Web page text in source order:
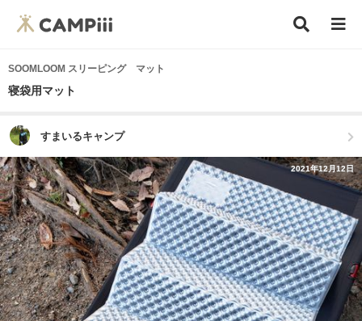
SOOMLOOM スリーピング マット
寝袋用マット
すまいるキャンプ
2021年12月12日